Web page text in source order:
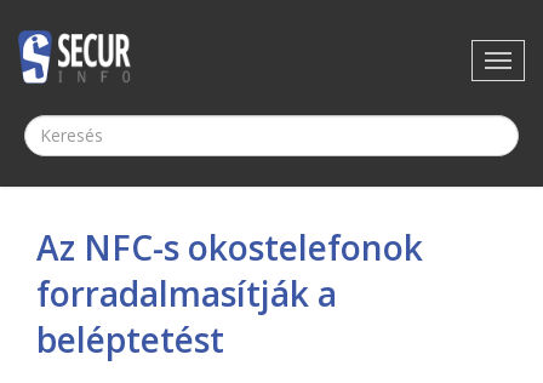
Az NFC-s okostelefonok
forradalmasítják a
beléptetést